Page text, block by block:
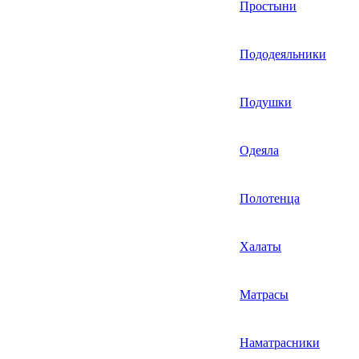
Простыни
Пододеяльники
Подушки
Одеяла
Полотенца
Халаты
Матрасы
Наматрасники